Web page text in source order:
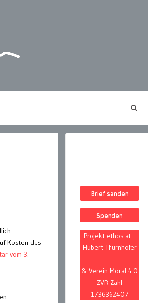
…
Kosten des
vom 3.
Brief senden
Spenden
Projekt ethos.at
Hubert Thurnhofer
& Verein Moral 4.0
ZVR-Zahl
1736362407